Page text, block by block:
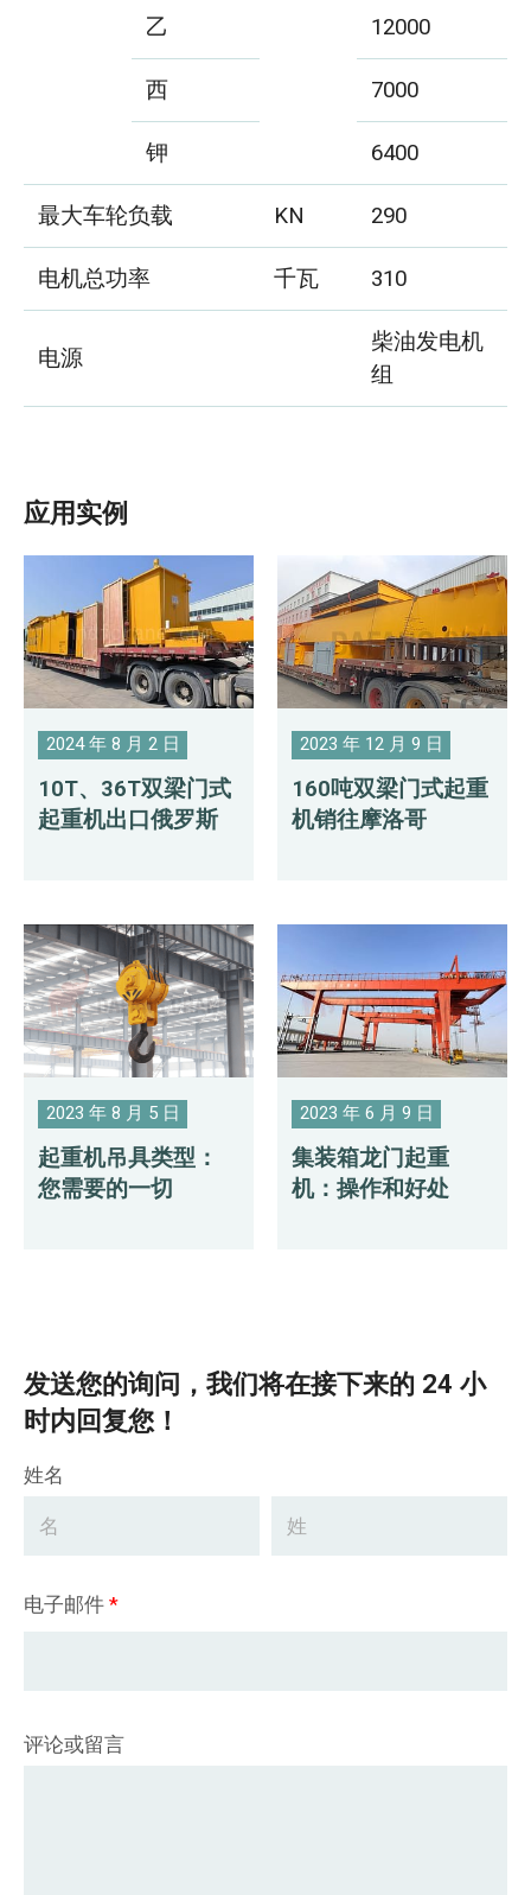
乙
12000
西
7000
钾
6400
最大车轮负载
KN
290
电机总功率
千瓦 310
电源
柴油发电机
组
应用实例
2024 年 8 月 2 日
10T、36T双梁门式
起重机出口俄罗斯
2023 年 12 月 9 日
160吨双梁门式起重
机销往摩洛哥
2023 年 8 月 5 日
起重机吊具类型：
您需要的一切
2023 年 6 月 9 日
集装箱龙门起重
机：操作和好处
发送您的询问，我们将在接下来的 24 小
时内回复您！
姓名
电子邮件*
评论或留言